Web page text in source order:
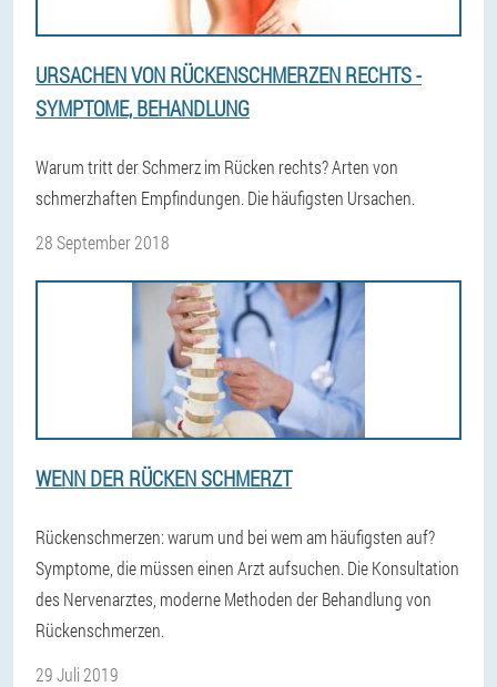
URSACHEN VON RÜCKENSCHMERZEN RECHTS -
SYMPTOME, BEHANDLUNG
Warum tritt der Schmerz im Rücken rechts? Arten von
schmerzhaften Empfindungen. Die häufigsten Ursachen.
28 September 2018
WENN DER RÜCKEN SCHMERZT
Rückenschmerzen: warum und bei wem am häufigsten auf?
Symptome, die müssen einen Arzt aufsuchen. Die Konsultation
des Nervenarztes, moderne Methoden der Behandlung von
Rückenschmerzen.
29 Juli 2019